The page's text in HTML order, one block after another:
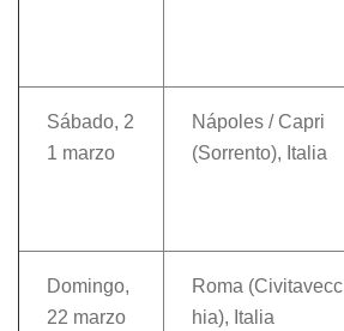
Sábado, 2
1 marzo
Nápoles / Capri
(Sorrento), Italia
Domingo,
22 marzo
Roma (Civitavecc
hia), Italia